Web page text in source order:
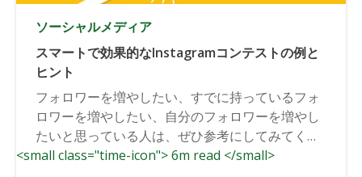
ソーシャルメディア
スマートで効果的なInstagramコンテストの例と
ヒント
フォロワーを増やしたい、すでに持っているフォ
ロワーを増やしたい、自分のフォロワーを増やし
たいと思っている人は、ぜひ参考にしてみてくだ
さい。
<small class="time-icon"> 6m read </small>